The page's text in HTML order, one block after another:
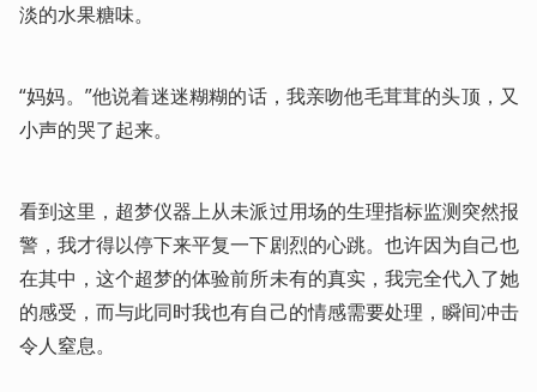
淡的水果糖味。
“妈妈。”他说着迷迷糊糊的话，我亲吻他毛茸茸的头顶，又
小声的哭了起来。
看到这里，超梦仪器上从未派过用场的生理指标监测突然报
警，我才得以停下来平复一下剧烈的心跳。也许因为自己也
在其中，这个超梦的体验前所未有的真实，我完全代入了她
的感受，而与此同时我也有自己的情感需要处理，瞬间冲击
令人窒息。